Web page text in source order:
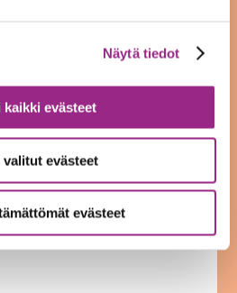
Näytä tiedot
kaikki evästeet
valitut evästeet
evästeet